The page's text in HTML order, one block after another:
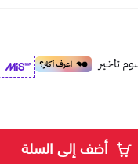
أضف إلى السلة